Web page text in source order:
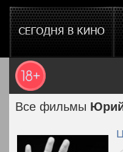
Все фильмы